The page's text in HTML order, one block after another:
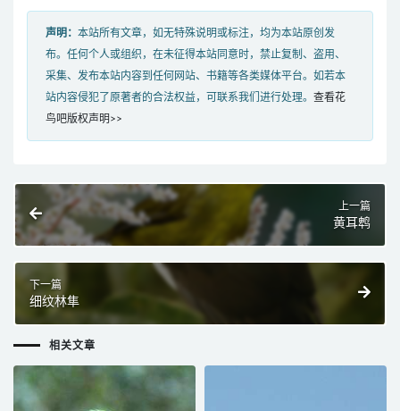
声明： 本站所有文章，如无特殊说明或标注，均为本站原创发
布。任何个人或组织，在未征得本站同意时，禁止复制、盗用、
采集、发布本站内容到任何网站、书籍等各类媒体平台。如若本
站内容侵犯了原著者的合法权益，可联系我们进行处理。 查看花
鸟吧版权声明>>
上一篇
黄耳鹎
下一篇
细纹林隼
相关文章